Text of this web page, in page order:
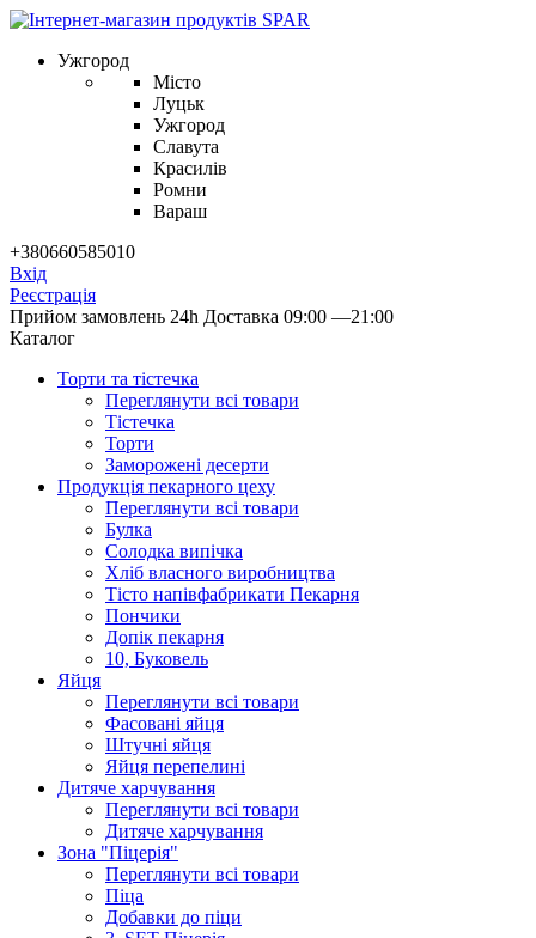
Ужгород
Місто
Луцьк
Ужгород
Славута
Красилів
Ромни
Вараш
+380660585010
Вхід
Реєстрація
Прийом замовлень 24h Доставка 09:00 —21:00
Каталог
Торти та тістечка
Переглянути всі товари
Тістечка
Торти
Заморожені десерти
Продукцiя пекарного цеху
Переглянути всі товари
Булка
Солодка випiчка
Хлiб власного виробництва
Тiсто напiвфабрикати Пекарня
Пончики
Допік пекарня
10, Буковель
Яйця
Переглянути всі товари
Фасовані яйця
Штучні яйця
Яйця перепелині
Дитяче харчування
Переглянути всі товари
Дитяче харчування
Зона "Піцерія"
Переглянути всі товари
Піца
Добавки до піци